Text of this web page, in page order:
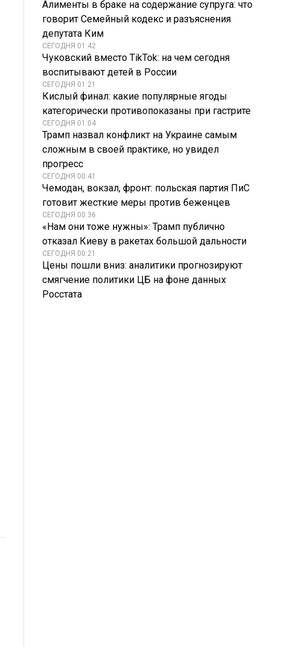
Алименты в браке на содержание супруга: что
говорит Семейный кодекс и разъяснения
депутата Ким
СЕГОДНЯ 01:42
Чуковский вместо TikTok: на чем сегодня
воспитывают детей в России
СЕГОДНЯ 01:21
Кислый финал: какие популярные ягоды
категорически противопоказаны при гастрите
СЕГОДНЯ 01:04
Трамп назвал конфликт на Украине самым
сложным в своей практике, но увидел
прогресс
СЕГОДНЯ 00:41
Чемодан, вокзал, фронт: польская партия ПиС
готовит жесткие меры против беженцев
СЕГОДНЯ 00:36
«Нам они тоже нужны»: Трамп публично
отказал Киеву в ракетах большой дальности
СЕГОДНЯ 00:21
Цены пошли вниз: аналитики прогнозируют
смягчение политики ЦБ на фоне данных
Росстата